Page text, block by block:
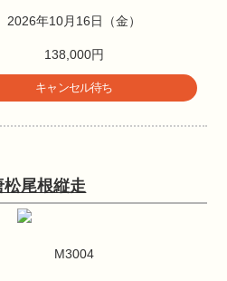
2026年10月16日（金）
138,000円
キャンセル待ち
尾根縦走
M3004